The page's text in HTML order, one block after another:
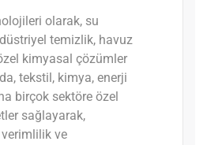
olarak, su
temizlik, havuz
kimyasal çözümler
tekstil, kimya, enerji
birçok sektöre özel
sağlayarak,
ve